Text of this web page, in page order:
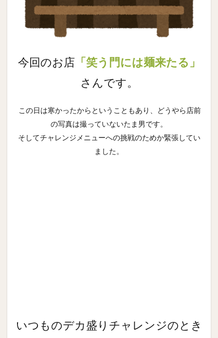
今回のお店 「笑う門には麺来たる」
さんです。
この日は寒かったからということもあり、どうやら店前
の写真は撮っていないたま男です。
そしてチャレンジメニューへの挑戦のためか緊張してい
ました。
いつものデカ盛りチャレンジのとき